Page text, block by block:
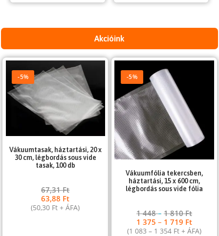
Akcióink
-5%
Vákuumtasak, háztartási, 20 x
30 cm, légbordás sous vide
tasak, 100 db
67,31Ft
63,88 Ft
(50,30 Ft + ÁFA)
-5%
Vákuumfólia tekercsben,
háztartási, 15 x 600 cm,
légbordás sous vide fólia
1 448–1 810Ft
1 375– 1 719 Ft
(1 083– 1 354 Ft + ÁFA)